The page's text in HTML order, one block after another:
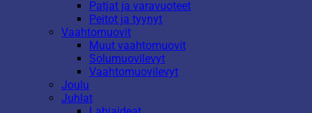
Patjat ja varavuoteet
Peitot ja tyynyt
Vaahtomuovit
Muut vaahtomuovit
Solumuovilevyt
Vaahtomuovilevyt
Joulu
Juhlat